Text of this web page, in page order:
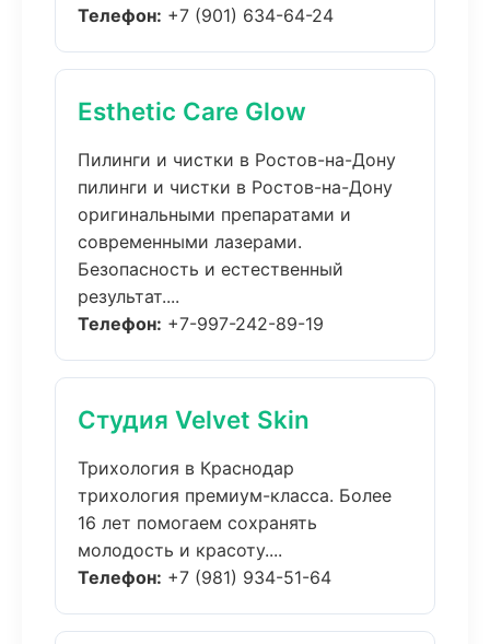
Телефон: +7 (901) 634-64-24
Esthetic Care Glow
Пилинги и чистки в Ростов-на-Дону
пилинги и чистки в Ростов-на-Дону
оригинальными препаратами и
современными лазерами.
Безопасность и естественный
результат....
Телефон: +7-997-242-89-19
Студия Velvet Skin
Трихология в Краснодар
трихология премиум-класса. Более
16 лет помогаем сохранять
молодость и красоту....
Телефон: +7 (981) 934-51-64